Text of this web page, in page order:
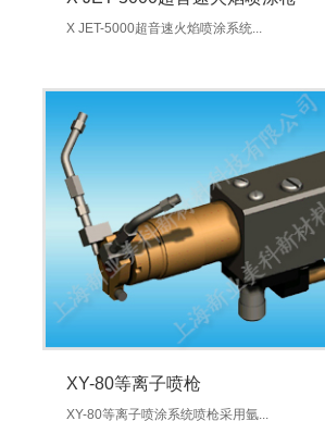
X JET-5000超音速火焰喷涂系统...
XY-80等离子喷枪
XY-80等离子喷涂系统喷枪采用氩...